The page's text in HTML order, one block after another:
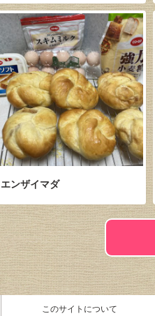
エンザイマダ
このサイトについて